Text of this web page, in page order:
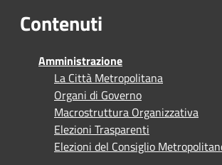
Contenuti
Amministrazione
La Città Metropolitana
Organi di Governo
Macrostruttura Organizzativa
Elezioni Trasparenti
Elezioni del Consiglio